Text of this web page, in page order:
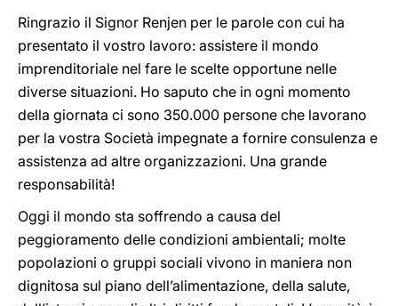
Ringrazio il Signor Renjen per le parole con cui ha
presentato il vostro lavoro: assistere il mondo
imprenditoriale nel fare le scelte opportune nelle
diverse situazioni. Ho saputo che in ogni momento
della giornata ci sono 350.000 persone che lavorano
per la vostra Società impegnate a fornire consulenza e
assistenza ad altre organizzazioni. Una grande
responsabilità!
Oggi il mondo sta soffrendo a causa del
peggioramento delle condizioni ambientali; molte
popolazioni o gruppi sociali vivono in maniera non
dignitosa sul piano dell’alimentazione, della salute,